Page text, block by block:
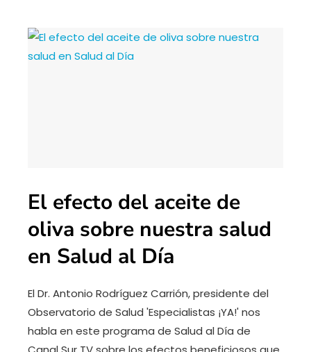
El efecto del aceite de
oliva sobre nuestra salud
en Salud al Día
El Dr. Antonio Rodríguez Carrión, presidente del
Observatorio de Salud 'Especialistas ¡YA!' nos
habla en este programa de Salud al Día de